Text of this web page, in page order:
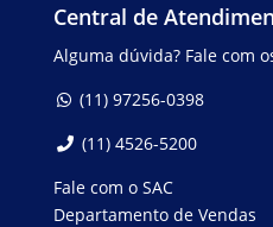
Central de
Alguma dúvida? Fale com
(11) 97256-0398
(11) 4526-5200
Fale com o SAC
Departamento de Vendas